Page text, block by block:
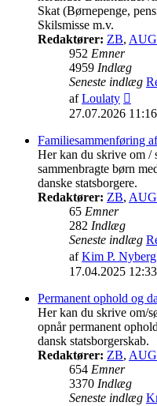
Skat (Børnepenge,
Skilsmisse m.v.
Redaktører: ZB,
952 Emner
4959 Indlæg
Seneste indlæg
afLoulaty
det
27.07.2026
Familiesammenføring
Her kan du skrive om /
sammenbragte børn
danske statsborgere.
Redaktører: ZB,
65 Emner
282 Indlæg
Seneste indlæg
afKim P. Nyberg
17.04.2025
Permanent ophold og
Her kan du skrive om/
opnår permanent
dansk statsborgerskab.
Redaktører: ZB,
654 Emner
3370 Indlæg
Seneste indlæg